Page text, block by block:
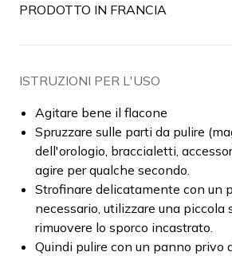
PRODOTTO IN FRANCIA
ISTRUZIONI PER L'USO
Agitare bene il flacone
Spruzzare sulle parti da pulire
dell'orologio, braccialetti,
agire per qualche secondo.
Strofinare delicatamente con un
necessario, utilizzare una piccola
rimuovere lo sporco incastrato.
Quindi pulire con un panno privo